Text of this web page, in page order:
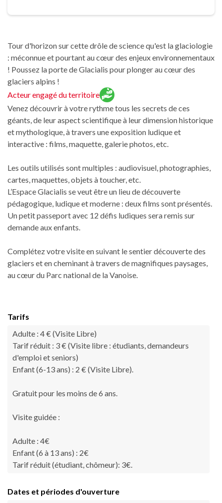
Tour d'horizon sur cette drôle de science qu'est la glaciologie
: méconnue et pourtant au cœur des enjeux environnementaux
! Poussez la porte de Glacialis pour plonger au cœur des
glaciers alpins !
Acteur engagé du territoire
Venez découvrir à votre rythme tous les secrets de ces
géants, de leur aspect scientifique à leur dimension historique
et mythologique, à travers une exposition ludique et
interactive : films, maquette, galerie photos, etc.
Les outils utilisés sont multiples : audiovisuel, photographies,
cartes, maquettes, objets à toucher, etc.
L’Espace Glacialis se veut être un lieu de découverte
pédagogique, ludique et moderne : deux films sont présentés.
Un petit passeport avec 12 défis ludiques sera remis sur
demande aux enfants.
Complétez votre visite en suivant le sentier découverte des
glaciers et en cheminant à travers de magnifiques paysages,
au cœur du Parc national de la Vanoise.
Tarifs
Adulte : 4 € (Visite Libre)
Tarif réduit : 3 € (Visite libre : étudiants, demandeurs
d'emploi et seniors)
Enfant (6-13 ans) : 2 € (Visite Libre).
Gratuit pour les moins de 6 ans.
Visite guidée :
Adulte : 4€
Enfant (6 à 13 ans) : 2€
Tarif réduit (étudiant, chômeur): 3€.
Dates et périodes d'ouverture